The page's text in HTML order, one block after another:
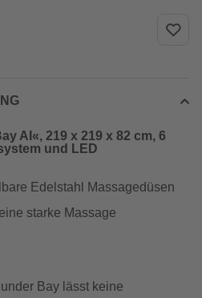
AI«, 219 x 219 x 82 cm, 6
und LED
Edelstahl Massagedüsen
starke Massage
Bay lässt keine